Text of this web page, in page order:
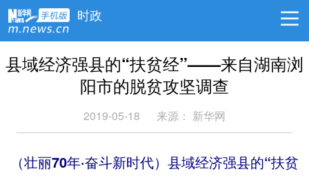
时政
县域经济强县的“扶贫经”——来自湖南浏
阳市的脱贫攻坚调查
2019-05-18 来源： 新华网
（壮丽70年·奋斗新时代）县域经济强县的“扶贫